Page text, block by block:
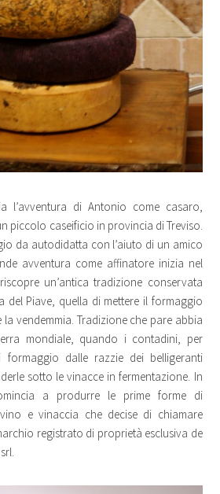
l’avventura di Antonio come casaro,
piccolo caseificio in provincia di Treviso.
da autodidatta con l’aiuto di un amico
avventura come affinatore inizia nel
un’antica tradizione conservata
del Piave, quella di mettere il formaggio
vendemmia. Tradizione che pare abbia
mondiale, quando i contadini, per
formaggio dalle razzie dei belligeranti
sotto le vinacce in fermentazione. In
a produrre le prime forme di
e vinaccia che decise di chiamare
registrato di proprietà esclusiva de